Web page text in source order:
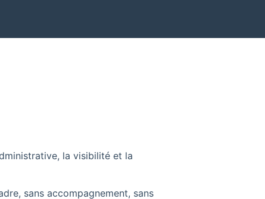
la visibilité et la
sans accompagnement, sans